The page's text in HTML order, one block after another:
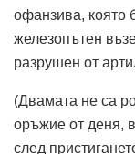
офанзива, която
железопътен
разрушен от
(Двамата не са
оръжие от деня,
след